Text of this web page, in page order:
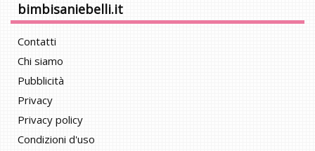
bimbisaniebelli.it
Contatti
Chi siamo
Pubblicità
Privacy
Privacy policy
Condizioni d'uso